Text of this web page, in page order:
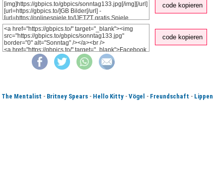
code kopieren
code kopieren
The Mentalist - Britney Spears- Hello Kitty- Vögel - Freundschaft - Lippen